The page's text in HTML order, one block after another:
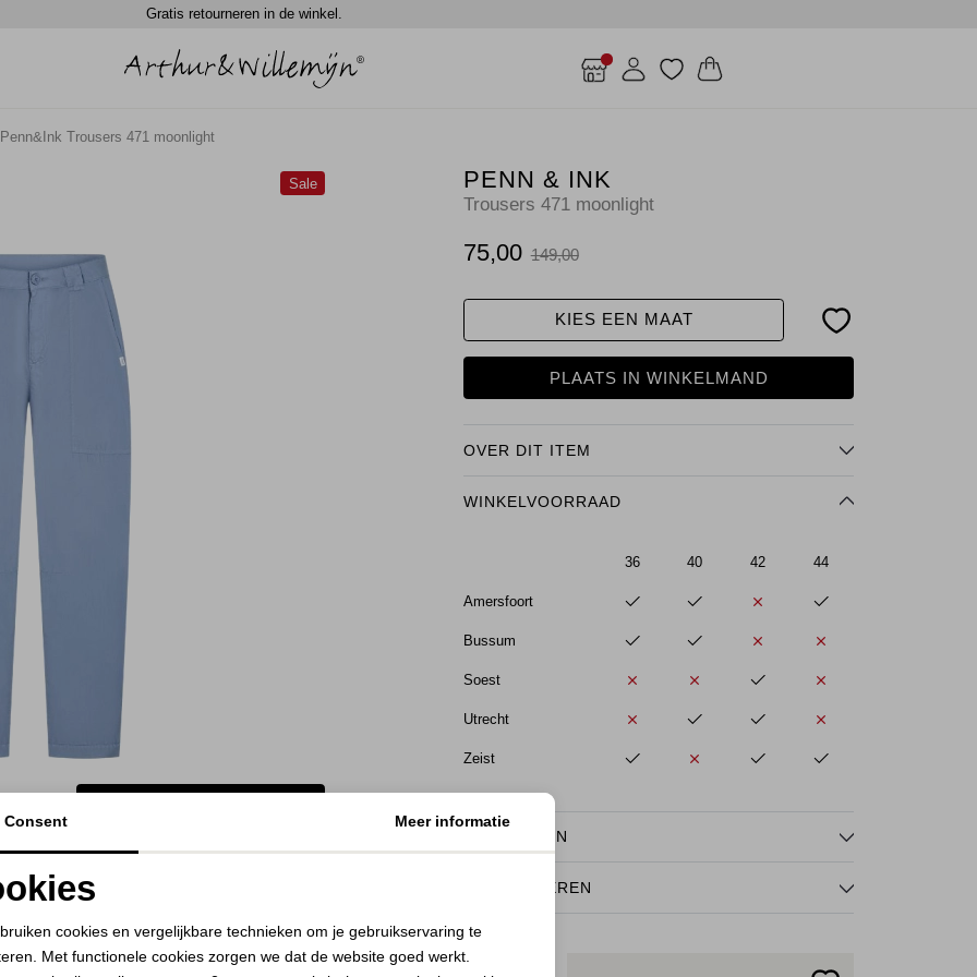
Gratis retourneren in de winkel.
Penn&Ink Trousers 471 moonlight
Sale PENN & INK
Trousers 471 moonlight
75,00 149,00
KIES EEN MAAT
PLAATS IN WINKELMAND
OVER DIT ITEM
WINKELVOORRAAD
36 40 42 44
Amersfoort
Bussum
Soest
Utrecht
Zeist
KENMERKEN
RETOURNEREN
Consent Meer informatie
cookies en vergelijkbare technieken om je gebruikservaring te
Met functionele cookies zorgen we dat de website goed werkt.